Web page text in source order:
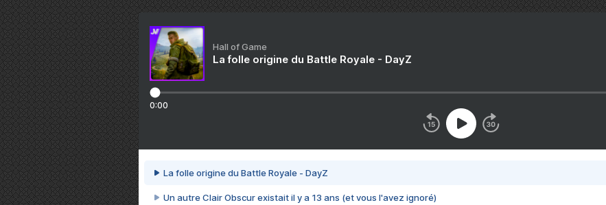
Hall of Game
La folle origine du Battle Royale - DayZ
0:00
La folle origine du Battle Royale - DayZ
Un autre Clair Obscur existait il y a 13 ans (et vous l'avez ignoré)